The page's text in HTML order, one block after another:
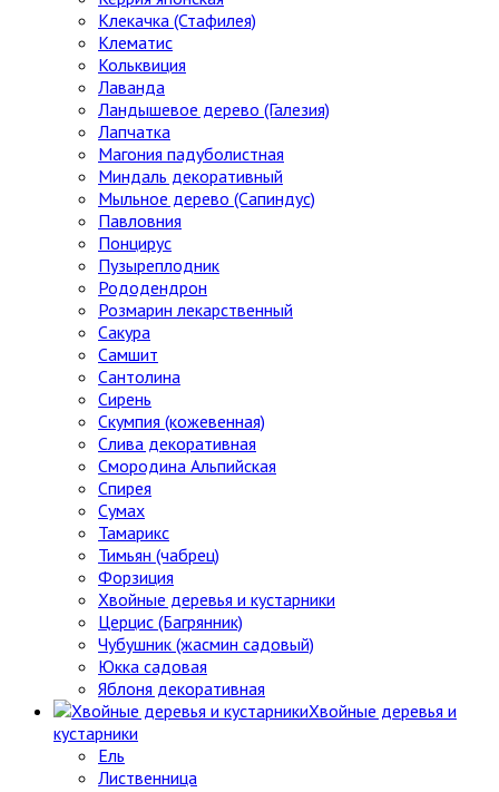
Клекачка (Стафилея)
Клематис
Кольквиция
Лаванда
Ландышевое дерево (Галезия)
Лапчатка
Магония падуболистная
Миндаль декоративный
Мыльное дерево (Сапиндус)
Павловния
Понцирус
Пузыреплодник
Рододендрон
Розмарин лекарственный
Сакура
Самшит
Сантолина
Сирень
Скумпия (кожевенная)
Слива декоративная
Смородина Альпийская
Спирея
Сумах
Тамарикс
Тимьян (чабрец)
Форзиция
Хвойные деревья и кустарники
Церцис (Багрянник)
Чубушник (жасмин садовый)
Юкка садовая
Яблоня декоративная
Хвойные деревья и
кустарники
Ель
Лиственница